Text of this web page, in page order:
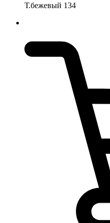
Т.бежевый 134